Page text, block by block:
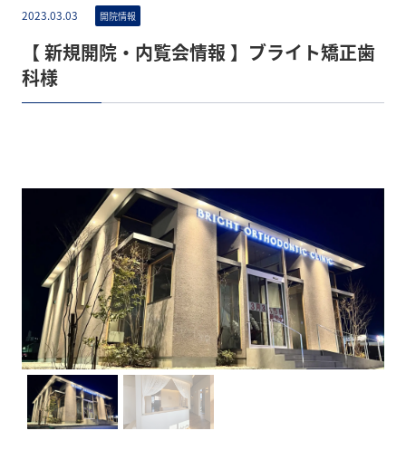
2023.03.03 開院情報
【 新規開院・内覧会情報 】ブライト矯正歯
科様